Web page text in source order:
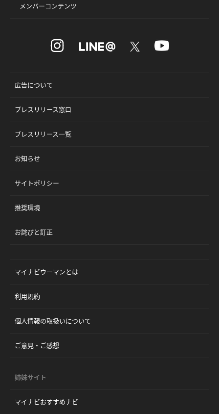
メンバーコンテンツ
広告について
プレスリリース窓口
プレスリリース一覧
お知らせ
サイトポリシー
推奨環境
お詫びと訂正
マイナビウーマンとは
利用規約
個人情報の取扱いについて
ご意見・ご感想
姉妹サイト
マイナビおすすめナビ